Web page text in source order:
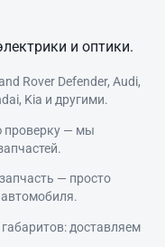
и оптики.
Rover Defender, Audi,
Kia и другими.
проверку — мы
— просто
доставляем